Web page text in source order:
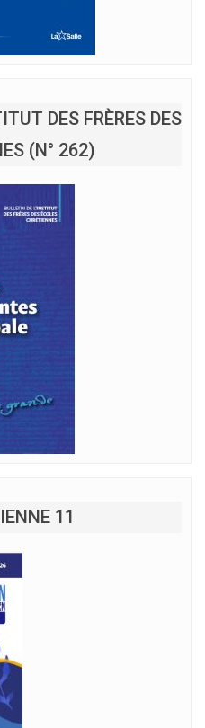
DES FRÈRES DES
(N° 262)
11